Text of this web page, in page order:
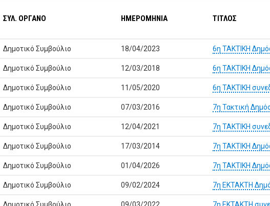
ΣΥΛ. ΟΡΓΑΝΟ ΗΜΕΡΟΜΗΝΙΑ ΤΙΤΛΟΣ
Δημοτικό Συμβούλιο 18/04/2023 6η ΤΑΚΤΙΚΗ
Δημοτικό Συμβούλιο 12/03/2018 6η ΤΑΚΤΙΚΗ
Δημοτικό Συμβούλιο 11/05/2020 6η ΤΑΚΤΙΚΗ
Δημοτικό Συμβούλιο 07/03/2016 7η Τακτική
Δημοτικό Συμβούλιο 12/04/2021 7η ΤΑΚΤΙΚΗ
Δημοτικό Συμβούλιο 17/03/2014 7η ΤΑΚΤΙΚΗ
Δημοτικό Συμβούλιο 01/04/2026 7η ΤΑΚΤΙΚΗ
Δημοτικό Συμβούλιο 09/02/2024 7η ΕΚΤΑΚΤΗ